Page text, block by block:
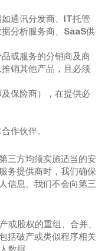
通讯分发商、IT托管
分析服务商、SaaS供
或服务的分销商及商
销其他产品，且必须
保险商），在提供必
作伙伴。
三方均须实施适当的安
务提供商时，我们确保
信息。我们不会向第三
或股权的重组、合并、
括破产或类似程序相关
数据。